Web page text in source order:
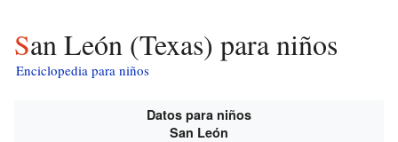
San León (Texas) para niños
Enciclopedia para niños
Datos para niños
San León